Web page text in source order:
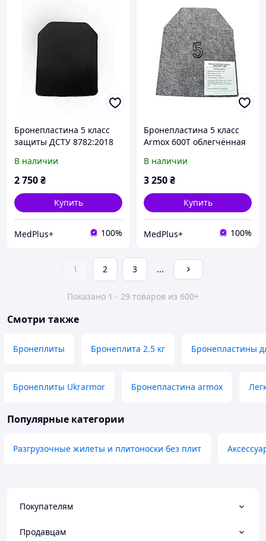
Бронепластина 5 класс
защиты ДСТУ 8782:2018
испытаний на пластину)
В наличии
2 750₴
Купить
MedPlus+ 100%
Бронепластина 5 класс
Armox 600T облегчённая
В наличии
3 250₴
Купить
MedPlus+ 100%
1 2 3 ...
Показано 1 - 29 товаров из 600+
Смотри также
Бронеплиты Бронеплита 2.5 кг Бронепластины
Бронеплиты Ukrarmor Бронепластина armox
Популярные категории
Разгрузочные жилеты и плитоноски без плит
Покупателям
Продавцам